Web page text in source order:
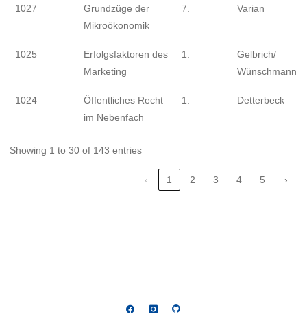
1027
Grundzüge der
Mikroökonomik
7. Varian
1025
Erfolgsfaktoren des
Marketing
1.
Gelbrich/
Wünschmann/
1024
Öffentliches Recht
im Nebenfach
1. Detterbeck
Showing 1 to 30 of 143 entries
‹ 1 2 3 4 5 ›